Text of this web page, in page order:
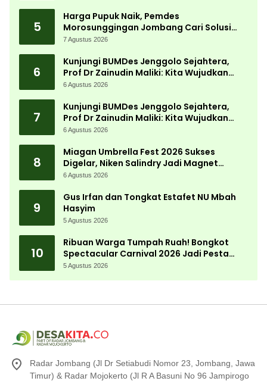
5
Harga Pupuk Naik, Pemdes
Morosunggingan Jombang Cari Solusi
Lewat Kajian Akademik
7 Agustus 2026
6
Kunjungi BUMDes Jenggolo Sejahtera,
Prof Dr Zainudin Maliki: Kita Wujudkan
Kemandirian Ekonomi dengan Potensi
6 Agustus 2026
7
Kunjungi BUMDes Jenggolo Sejahtera,
Prof Dr Zainudin Maliki: Kita Wujudkan
Kemandirian Ekonomi dengan Potensi
6 Agustus 2026
8
Miagan Umbrella Fest 2026 Sukses
Digelar, Niken Salindry Jadi Magnet
Ribuan Pengunjung
6 Agustus 2026
9
Gus Irfan dan Tongkat Estafet NU Mbah
Hasyim
5 Agustus 2026
10
Ribuan Warga Tumpah Ruah! Bongkot
Spectacular Carnival 2026 Jadi Pesta
Kemerdekaan Terbesar di Peterongan
5 Agustus 2026
Radar Jombang (Jl Dr Setiabudi Nomor 23, Jombang, Jawa
Timur) & Radar Mojokerto (Jl R A Basuni No 96 Jampirogo